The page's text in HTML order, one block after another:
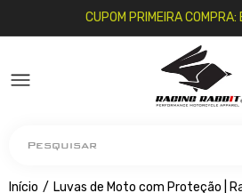
CUPOM PRIMEIRA
Pesquisar
Início
Luvas de Moto com Proteção |